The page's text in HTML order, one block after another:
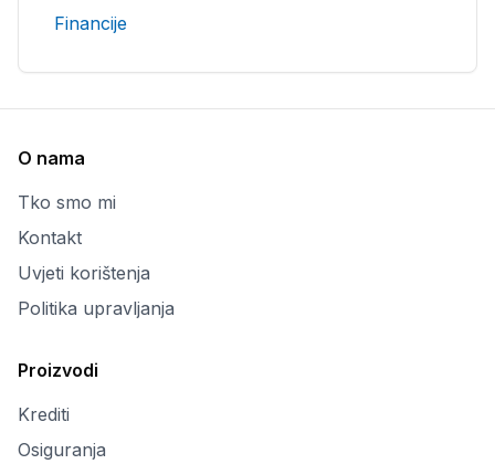
Financije
O nama
Tko smo mi
Kontakt
Uvjeti korištenja
Politika upravljanja
Proizvodi
Krediti
Osiguranja